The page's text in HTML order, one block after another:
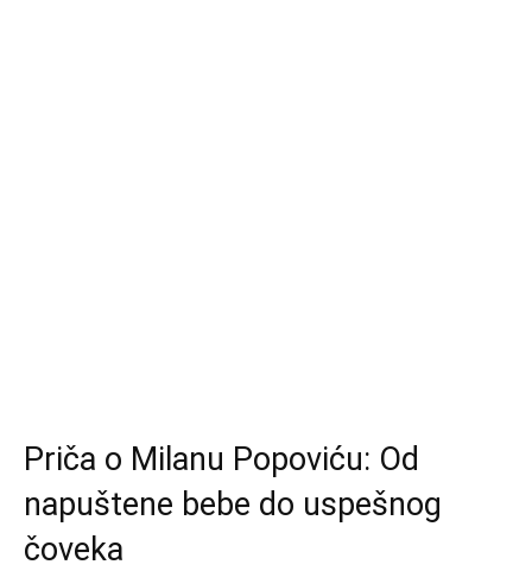
Priča o Milanu Popoviću: Od
napuštene bebe do uspešnog
čoveka